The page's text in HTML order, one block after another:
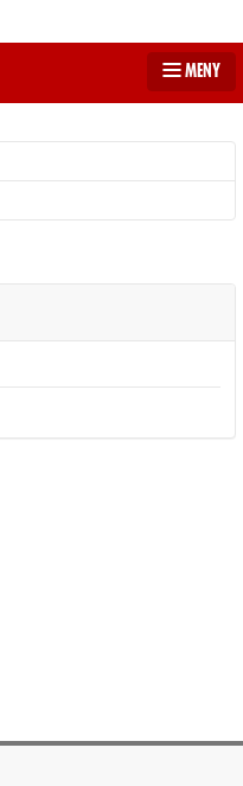
MENY